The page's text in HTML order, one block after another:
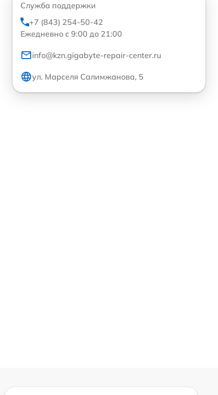
Служба поддержки
+7 (843) 254-50-42
Ежедневно с 9:00 до 21:00
info@kzn.gigabyte-repair-center.ru
ул. Марселя Салимжанова, 5